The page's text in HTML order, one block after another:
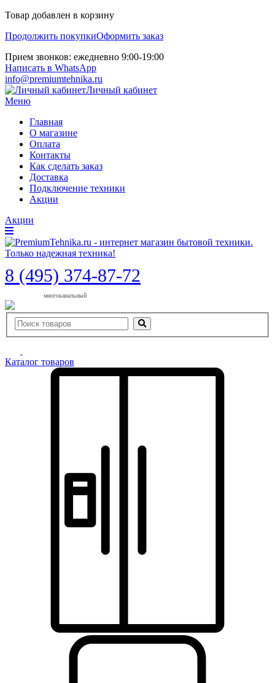
Товар добавлен в корзину
Продолжить покупкиОформить заказ
Прием звонков: ежедневно 9:00-19:00
Написать в WhatsApp
info@premiumtehnika.ru
Личный кабинет
Меню
Главная
О магазине
Оплата
Контакты
Как сделать заказ
Доставка
Подключение техники
Акции
Акции
8 (495) 374-87-72
многоканальный
Каталог товаров